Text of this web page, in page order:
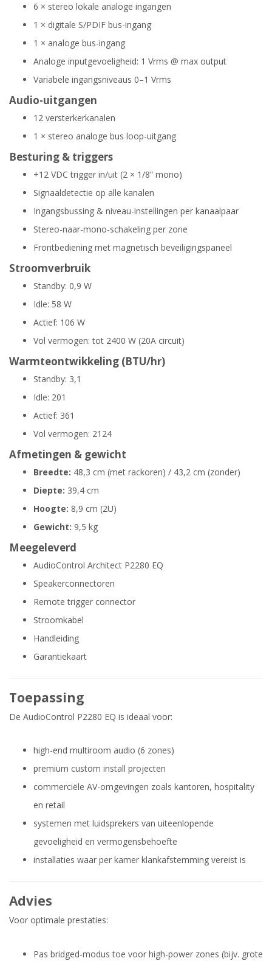
6 × stereo lokale analoge ingangen
1 × digitale S/PDIF bus-ingang
1 × analoge bus-ingang
Analoge inputgevoeligheid: 1 Vrms @ max output
Variabele ingangsniveaus 0–1 Vrms
Audio-uitgangen
12 versterkerkanalen
1 × stereo analoge bus loop-uitgang
Besturing & triggers
+12 VDC trigger in/uit (2 × 1/8” mono)
Signaaldetectie op alle kanalen
Ingangsbussing & niveau-instellingen per kanaalpaar
Stereo-naar-mono-schakeling per zone
Frontbediening met magnetisch beveiligingspaneel
Stroomverbruik
Standby: 0,9 W
Idle: 58 W
Actief: 106 W
Vol vermogen: tot 2400 W (20A circuit)
Warmteontwikkeling (BTU/hr)
Standby: 3,1
Idle: 201
Actief: 361
Vol vermogen: 2124
Afmetingen & gewicht
Breedte: 48,3 cm (met rackoren) / 43,2 cm (zonder)
Diepte: 39,4 cm
Hoogte: 8,9 cm (2U)
Gewicht: 9,5 kg
Meegeleverd
AudioControl Architect P2280 EQ
Speakerconnectoren
Remote trigger connector
Stroomkabel
Handleiding
Garantiekaart
Toepassing
De AudioControl P2280 EQ is ideaal voor:
high-end multiroom audio (6 zones)
premium custom install projecten
commerciële AV-omgevingen zoals kantoren, hospitality
en retail
systemen met luidsprekers van uiteenlopende
gevoeligheid en vermogensbehoefte
installaties waar per kamer klankafstemming vereist is
Advies
Voor optimale prestaties:
Pas bridged-modus toe voor high-power zones (bijv. grote